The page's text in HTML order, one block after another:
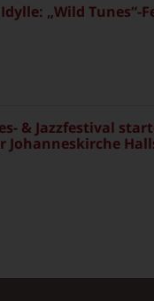
„Wild Tunes“-
& Jazzfestival
Johanneskirche